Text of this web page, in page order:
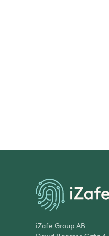
iZafe Group AB